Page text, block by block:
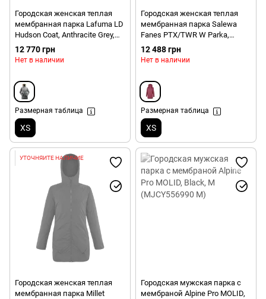
Городская женская теплая
мембранная парка Lafuma LD
Hudson Coat, Anthracite Grey,
XS (LFV 11491.7085-XS)
12 770 грн
Нет в наличии
Размерная таблица
XS
Городская женская теплая
мембранная парка Salewa
Fanes PTX/TWR W Parka,
Rhodo Red Melange, 40/34 (SLW
027238.6368-40/34)
12 488 грн
Нет в наличии
Размерная таблица
XS
УТОЧНЯЙТЕ НАЛИЧИЕ
Городская женская теплая
мембранная парка Millet
Городская мужская парка с
мембраной Alpine Pro MOLID,